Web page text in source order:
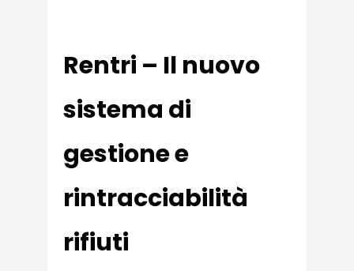
Rentri – Il nuovo
sistema di
gestione e
rintracciabilità
rifiuti